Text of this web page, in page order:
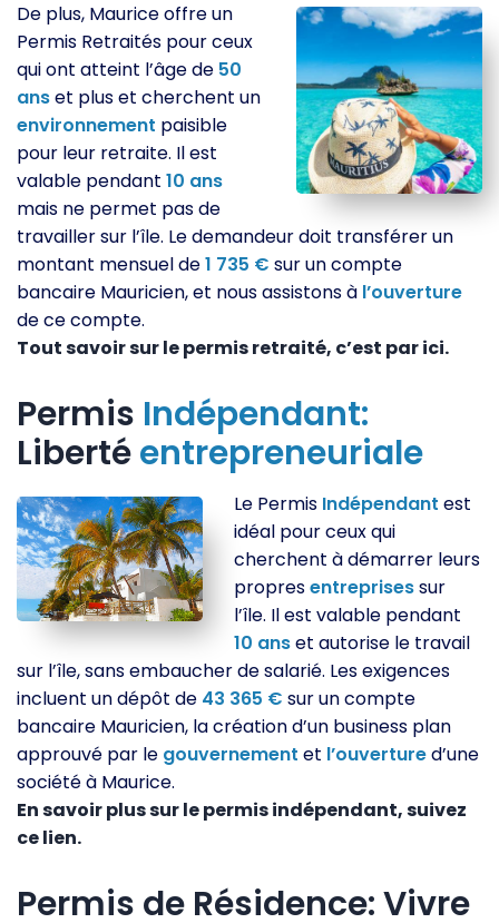
De plus, Maurice offre un
Permis Retraités pour ceux
qui ont atteint l’âge de 50
anset plus et cherchent un
environnement paisible
pour leur retraite. Il est
valable pendant 10 ans
mais ne permet pas de
travailler sur l’île. Le demandeur doit transférer un
montant mensuel de1 735 € sur un compte
bancaire Mauricien, et nous assistons à l’ouverture
de ce compte.
Tout savoir sur le permis retraité, c’est par ici.
Permis Indépendant:
Libertéentrepreneuriale
Le Permis Indépendant est
idéal pour ceux qui
cherchent à démarrer leurs
propresentreprisessur
l’île. Il est valable pendant
10 anset autorise le travail
sur l’île, sans embaucher de salarié. Les exigences
incluent un dépôt de 43 365 € sur un compte
bancaire Mauricien, la création d’un business plan
approuvé par le gouvernement et l’ouvertured’une
société à Maurice.
En savoir plus sur le permis indépendant, suivez
ce lien.
Permis de Résidence: Vivre